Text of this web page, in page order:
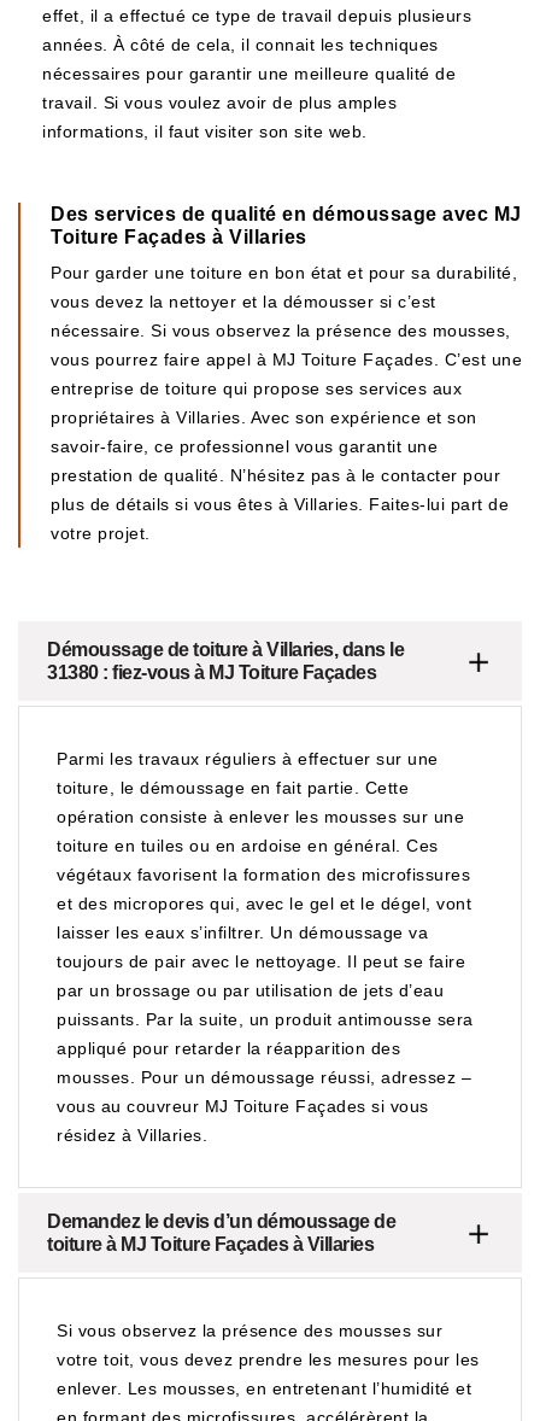
effet, il a effectué ce type de travail depuis plusieurs
années. À côté de cela, il connait les techniques
nécessaires pour garantir une meilleure qualité de
travail. Si vous voulez avoir de plus amples
informations, il faut visiter son site web.
Des services de qualité en démoussage avec MJ
Toiture Façades à Villaries
Pour garder une toiture en bon état et pour sa durabilité,
vous devez la nettoyer et la démousser si c’est
nécessaire. Si vous observez la présence des mousses,
vous pourrez faire appel à MJ Toiture Façades. C’est une
entreprise de toiture qui propose ses services aux
propriétaires à Villaries. Avec son expérience et son
savoir-faire, ce professionnel vous garantit une
prestation de qualité. N’hésitez pas à le contacter pour
plus de détails si vous êtes à Villaries. Faites-lui part de
votre projet.
Démoussage de toiture à Villaries, dans le
31380 : fiez-vous à MJ Toiture Façades
Parmi les travaux réguliers à effectuer sur une
toiture, le démoussage en fait partie. Cette
opération consiste à enlever les mousses sur une
toiture en tuiles ou en ardoise en général. Ces
végétaux favorisent la formation des microfissures
et des micropores qui, avec le gel et le dégel, vont
laisser les eaux s’infiltrer. Un démoussage va
toujours de pair avec le nettoyage. Il peut se faire
par un brossage ou par utilisation de jets d’eau
puissants. Par la suite, un produit antimousse sera
appliqué pour retarder la réapparition des
mousses. Pour un démoussage réussi, adressez –
vous au couvreur MJ Toiture Façades si vous
résidez à Villaries.
Demandez le devis d’un démoussage de
toiture à MJ Toiture Façades à Villaries
Si vous observez la présence des mousses sur
votre toit, vous devez prendre les mesures pour les
enlever. Les mousses, en entretenant l’humidité et